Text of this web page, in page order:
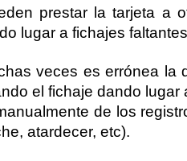
prestar la tarjeta a
lugar a fichajes
veces es errónea la
el fichaje dando
de los
atardecer, etc).